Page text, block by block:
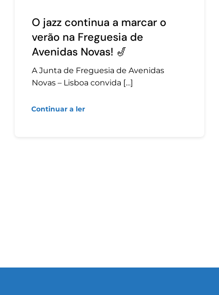
O jazz continua a marcar o
verão na Freguesia de
Avenidas Novas! 🎷
A Junta de Freguesia de Avenidas
Novas – Lisboa convida […]
Continuar a ler